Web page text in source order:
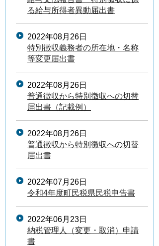
る給与所得者異動届出書
2022年08月26日
特別徴収義務者の所在地・名称
等変更届出書
2022年08月26日
普通徴収から特別徴収への切替
届出書（記載例）
2022年08月26日
普通徴収から特別徴収への切替
届出書
2022年07月26日
令和4年度町民税県民税申告書
2022年06月23日
納税管理人（変更・取消）申請
書